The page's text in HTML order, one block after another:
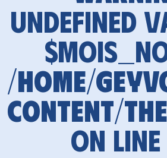
Undefined
/home/
content/
on line